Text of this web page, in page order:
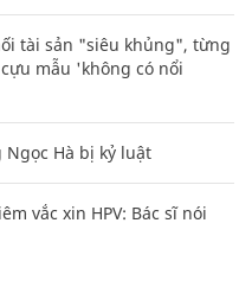
tài sản "siêu khủng", từng
mẫu 'không có nổi
Ngọc Hà bị kỷ luật
vắc xin HPV: Bác sĩ nói